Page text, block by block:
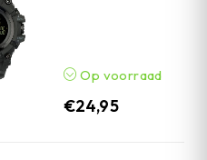
Op voorraad
€24,95